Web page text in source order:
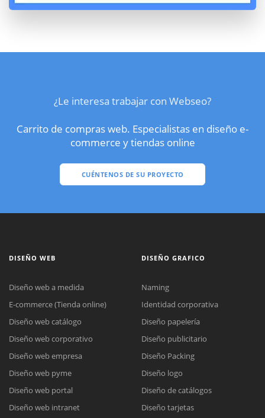
¿Le interesa trabajar con Webseo?
Carrito de compras web. Especialistas en diseño e-
commerce y tiendas online
CUÉNTENOS DE SU PROYECTO
DISEÑO WEB
Diseño web a medida
E-commerce (Tienda online)
Diseño web catálogo
Diseño web corporativo
Diseño web empresa
Diseño web pyme
Diseño web portal
Diseño web intranet
DISEÑO GRAFICO
Naming
Identidad corporativa
Diseño papelería
Diseño publicitario
Diseño Packing
Diseño logo
Diseño de catálogos
Diseño tarjetas